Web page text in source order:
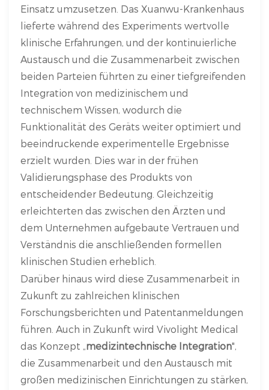
Einsatz umzusetzen. Das Xuanwu-Krankenhaus
lieferte während des Experiments wertvolle
klinische Erfahrungen, und der kontinuierliche
Austausch und die Zusammenarbeit zwischen
beiden Parteien führten zu einer tiefgreifenden
Integration von medizinischem und
technischem Wissen, wodurch die
Funktionalität des Geräts weiter optimiert und
beeindruckende experimentelle Ergebnisse
erzielt wurden. Dies war in der frühen
Validierungsphase des Produkts von
entscheidender Bedeutung. Gleichzeitig
erleichterten das zwischen den Ärzten und
dem Unternehmen aufgebaute Vertrauen und
Verständnis die anschließenden formellen
klinischen Studien erheblich.
Darüber hinaus wird diese Zusammenarbeit in
Zukunft zu zahlreichen klinischen
Forschungsberichten und Patentanmeldungen
führen. Auch in Zukunft wird Vivolight Medical
das Konzept „medizintechnische Integration",
die Zusammenarbeit und den Austausch mit
großen medizinischen Einrichtungen zu stärken,